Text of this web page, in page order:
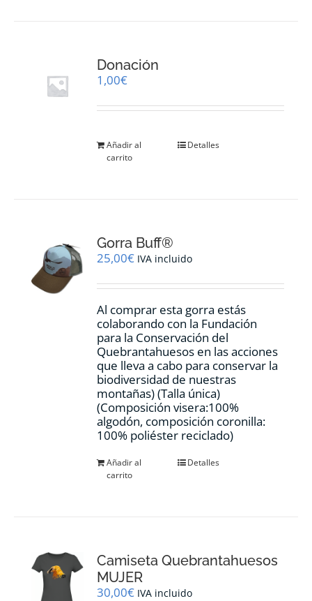
Donación
1,00€
Añadir al
carrito
Detalles
Gorra Buff®
25,00€ IVA incluido
Al comprar esta gorra estás
colaborando con la Fundación
para la Conservación del
Quebrantahuesos en las acciones
que lleva a cabo para conservar la
biodiversidad de nuestras
montañas) (Talla única)
(Composición visera:100%
algodón, composición coronilla:
100% poliéster reciclado)
Añadir al
carrito
Detalles
Camiseta Quebrantahuesos
MUJER
30,00€ IVA incluido